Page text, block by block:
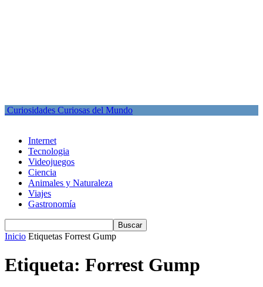
Curiosidades Curiosas del Mundo
Internet
Tecnologia
Videojuegos
Ciencia
Animales y Naturaleza
Viajes
Gastronomía
Inicio Etiquetas Forrest Gump
Etiqueta: Forrest Gump